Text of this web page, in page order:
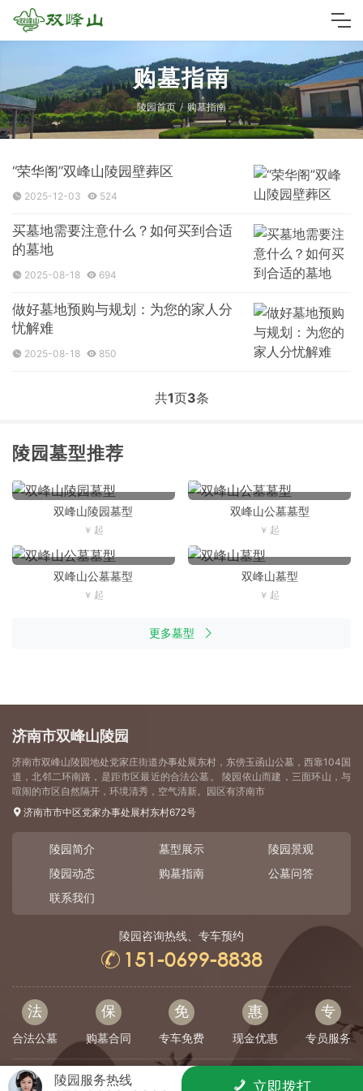
购墓指南
陵园首页 购墓指南
“荣华阁”双峰山陵园壁葬区
2025-12-03 524
买墓地需要注意什么？如何买到合适
的墓地
2025-08-18 694
做好墓地预购与规划：为您的家人分
忧解难
2025-08-18 850
共1页3条
陵园墓型推荐
双峰山陵园墓型 双峰山公墓墓型
双峰山公墓墓型 双峰山墓型
更多墓型
济南市双峰山陵园
济南市双峰山陵园地处党家庄街道办事处展东村，东傍玉函山公墓，西靠104国
道，北邻二环南路，是距市区最近的合法公墓。 陵园依山而建，三面环山，与
喧闹的市区自然隔开，环境清秀，空气清新。园区有济南市
济南市市中区党家办事处展村东村672号
陵园简介 墓型展示
陵园景观
陵园动态
购墓指南
公墓问答
联系我们
陵园咨询热线、专车预约
151-0699-8838
法
合法公墓
保
购墓合同
免
专车免费
惠
现金优惠
专
专员服务
CopyRight©2025 济南市双峰山陵园官网
陵园服务热线 立即拨打